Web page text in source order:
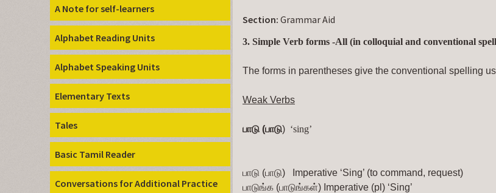
A Note for self-learners
Alphabet Reading Units
Alphabet Speaking Units
Elementary Texts
Tales
Basic Tamil Reader
Conversations for Additional Practice
Section: Grammar Aid
3. Simple Verb forms -All (in colloquial and conventional
The forms in parentheses give the conventional spelling
Weak Verbs
பாடு (பாடு) ‘sing’
பாடு (பாடு)
Imperative ‘Sing’ (to command, request)
பாடுங்க (பாடுங்கள்) Imperative (pl) ‘Sing’